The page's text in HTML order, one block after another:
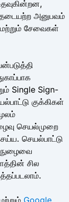
தடையற்ற அனுபவம்
சேவைகள்
Single Sign-
குக்கிகள்
செயல்முறை
செயல்பாட்டு
சில
மற்றும் Google